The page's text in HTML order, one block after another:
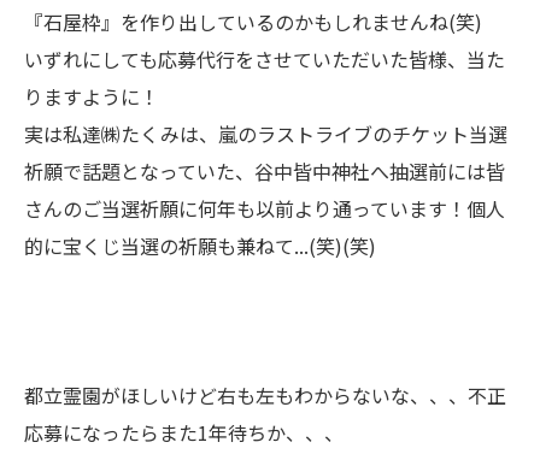
『石屋枠』を作り出しているのかもしれませんね(笑)
いずれにしても応募代行をさせていただいた皆様、当た
りますように！
実は私達㈱たくみは、嵐のラストライブのチケット当選
祈願で話題となっていた、谷中皆中神社へ抽選前には皆
さんのご当選祈願に何年も以前より通っています！個人
的に宝くじ当選の祈願も兼ねて...(笑)(笑)
都立霊園がほしいけど右も左もわからないな、、、不正
応募になったらまた1年待ちか、、、